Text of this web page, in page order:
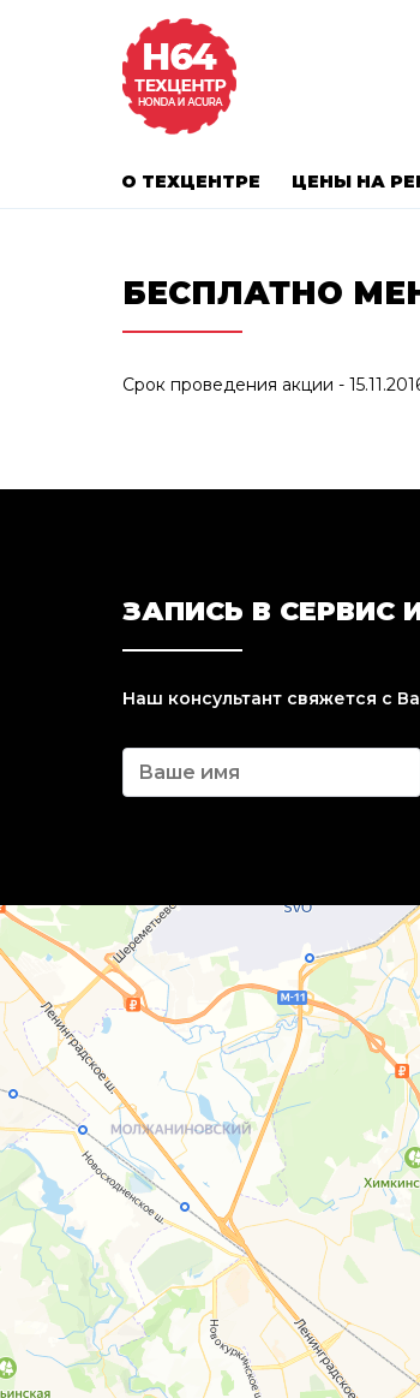
О ТЕХЦЕНТРЕ ЦЕНЫ НА
БЕСПЛАТНО
Срок проведения акции -
ЗАПИСЬ В СЕРВИС
Наш консультант свяжется с